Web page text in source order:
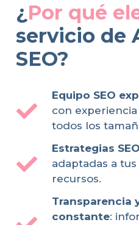
¿Por qué
servicio de
SEO?
Equipo SEO
con
todos los
Estrategias
adaptadas a
recursos.
Transparencia
constante: